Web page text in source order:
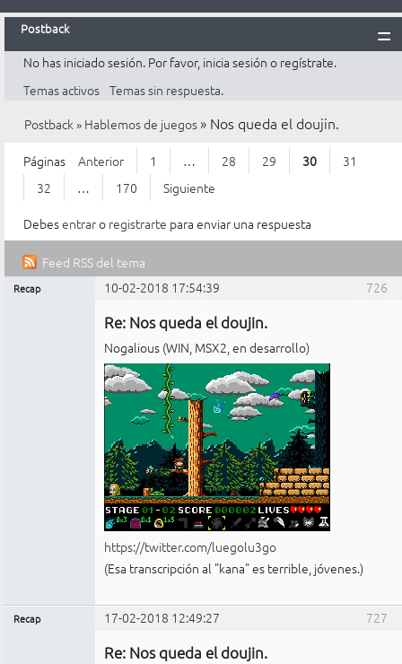
Postback
Inicio
Postback
Reglas
Búsqueda
Registrarte
Entrar
No has iniciado sesión. Por favor, inicia sesión o regístrate.
Temas activos Temas sin respuesta.
Postback» Hablemos de juegos » Nos queda el doujin.
Páginas Anterior 1 … 28 29 30
31
32
… 170
Siguiente
Debesentraro registrarte para enviar una respuesta
Feed RSS del tema
726
Recap 10-02-2018 17:54:39
Re: Nos queda el doujin.
Nogalious (WIN, MSX2, en desarrollo)
https://twitter.com/luegolu3go
(Esa transcripción al "kana" es terrible, jóvenes.)
727
Recap 17-02-2018 12:49:27
Re: Nos queda el doujin.